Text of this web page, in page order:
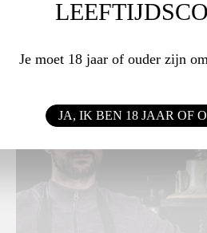
Je moet 18 jaar of ouder zijn
JA, IK BEN 18 JAAR OF